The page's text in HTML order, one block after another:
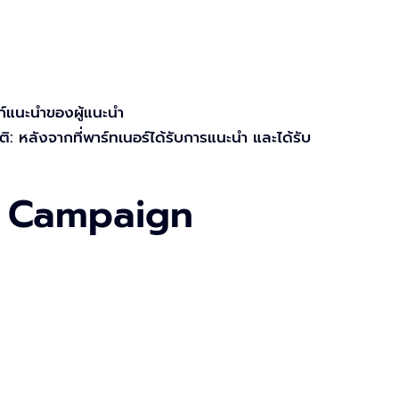
นะนำของผู้แนะนำ
หลังจากที่พาร์ทเนอร์ได้รับการแนะนำ และได้รับ
Campaign